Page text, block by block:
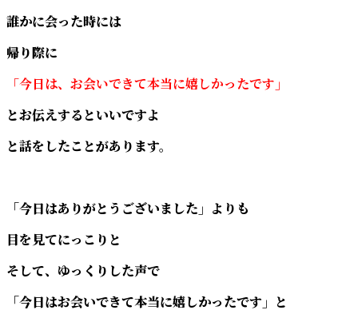
誰かに会った時には
帰り際に
「今日は、お会いできて本当に嬉しかったです」
とお伝えするといいですよ
と話をしたことがあります。
「今日はありがとうございました」よりも
目を見てにっこりと
そして、ゆっくりした声で
「今日はお会いできて本当に嬉しかったです」と